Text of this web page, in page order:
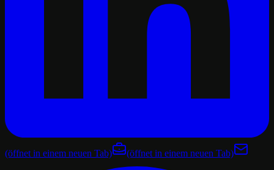
(öffnet in einem neuen Tab) (öffnet in einem neuen Tab)